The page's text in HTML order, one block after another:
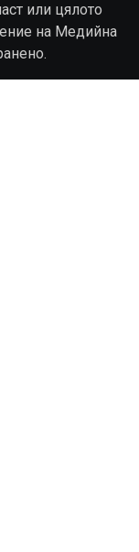
или цялото
на Медийна